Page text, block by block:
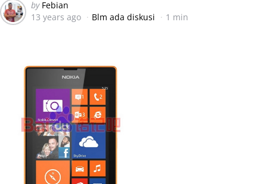
Posted
by
by Febian
13 years ago
Blm ada diskusi 1 min